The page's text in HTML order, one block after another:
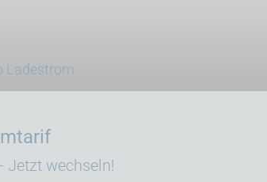
Ladestrom
Jetzt wechseln!